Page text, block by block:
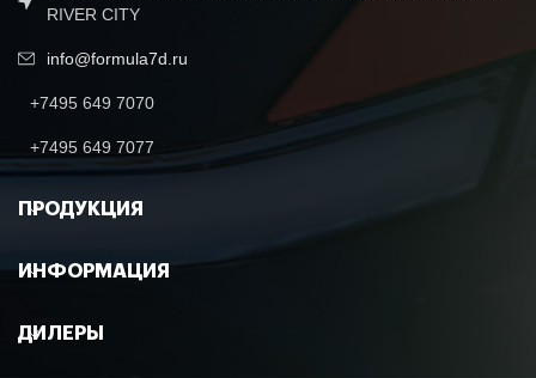
RIVER CITY
info@formula7d.ru
+7495 649 7070
+7495 649 7077
ПРОДУКЦИЯ
ИНФОРМАЦИЯ
ДИЛЕРЫ